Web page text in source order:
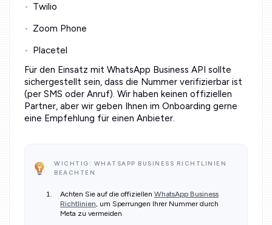
Twilio
Zoom Phone
Placetel
Für den Einsatz mit WhatsApp Business API sollte
sichergestellt sein, dass die Nummer verifizierbar ist
(per SMS oder Anruf). Wir haben keinen offiziellen
Partner, aber wir geben Ihnen im Onboarding gerne
eine Empfehlung für einen Anbieter.
WICHTIG: WHATSAPP BUSINESS RICHTLINIEN
BEACHTEN
Achten Sie auf die offiziellen WhatsApp Business
Richtlinien, um Sperrungen Ihrer Nummer durch
Meta zu vermeiden